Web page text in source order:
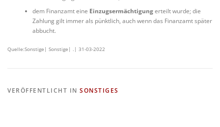
dem Finanzamt eine Einzugsermächtigungerteilt wurde; die
Zahlung gilt immer als pünktlich, auch wenn das Finanzamt später
abbucht.
Quelle:Sonstige| Sonstige| .| 31-03-2022
VERÖFFENTLICHT IN SONSTIGES